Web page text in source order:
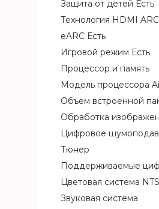
Защита от детей Есть
Технология HDMI
eARC Есть
Игровой режим Есть
Процессор и память
Модель процессора
Объем встроенной
Обработка
Цифровое
Тюнер
Поддерживаемые
Цветовая система
Звуковая система